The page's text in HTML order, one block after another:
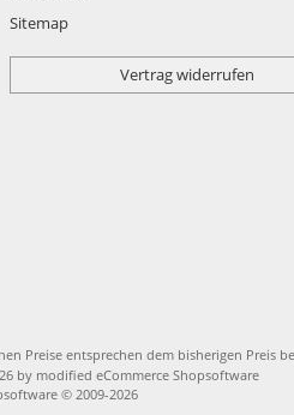
Sitemap
Vertrag widerrufen
Preise entsprechen dem bisherigen Preis
by modified eCommerce Shopsoftware
© 2009-2026